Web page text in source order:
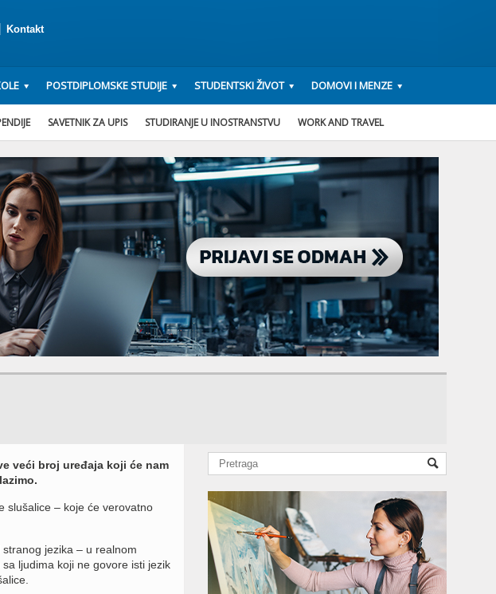
Kontakt
POSTDIPLOMSKE STUDIJE STUDENTSKI ŽIVOT DOMOVI I MENZE
SAVETNIK ZA UPIS STUDIRANJE U INOSTRANSTVU WORK AND TRAVEL
veći broj uređaja koji će nam
slušalice – koje će verovatno
jezika – u realnom
ljudima koji ne govore isti jezik